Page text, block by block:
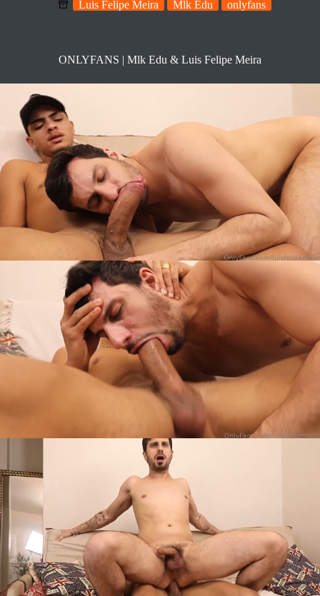
Luis Felipe Meira
Mlk Edu onlyfans
ONLYFANS | Mlk Edu & Luis Felipe Meira